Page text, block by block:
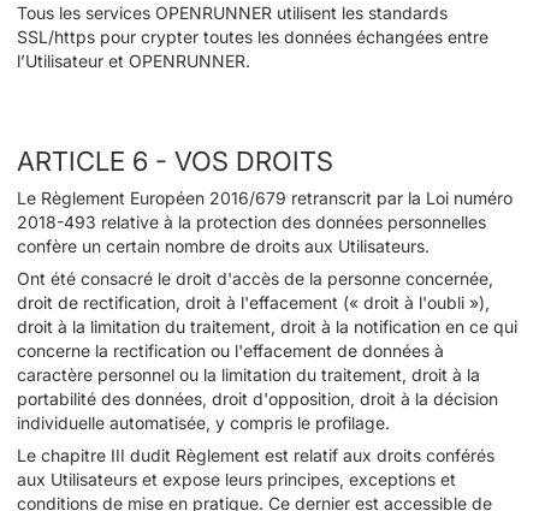
Tous les services OPENRUNNER utilisent les standards
SSL/https pour crypter toutes les données échangées entre
l’Utilisateur et OPENRUNNER.
ARTICLE 6 - VOS DROITS
Le Règlement Européen 2016/679 retranscrit par la Loi numéro
2018-493 relative à la protection des données personnelles
confère un certain nombre de droits aux Utilisateurs.
Ont été consacré le droit d'accès de la personne concernée,
droit de rectification, droit à l'effacement (« droit à l'oubli »),
droit à la limitation du traitement, droit à la notification en ce qui
concerne la rectification ou l'effacement de données à
caractère personnel ou la limitation du traitement, droit à la
portabilité des données, droit d'opposition, droit à la décision
individuelle automatisée, y compris le profilage.
Le chapitre III dudit Règlement est relatif aux droits conférés
aux Utilisateurs et expose leurs principes, exceptions et
conditions de mise en pratique. Ce dernier est accessible de